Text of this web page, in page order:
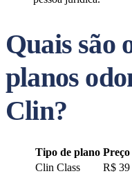
Quais são
planos
Clin?
Tipo de plano
Clin Class
R$ 39